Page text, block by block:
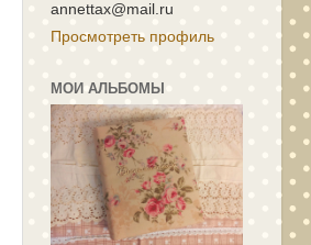
annettax@mail.ru
Просмотреть профиль
МОИ АЛЬБОМЫ